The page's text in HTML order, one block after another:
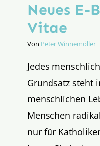
Neues E-
Vitae
Von Peter Winnemöller |
Jedes
Grundsatz steht
menschlichen
Menschen
nur für